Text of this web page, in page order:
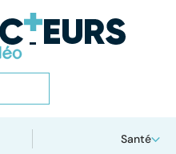
Santé